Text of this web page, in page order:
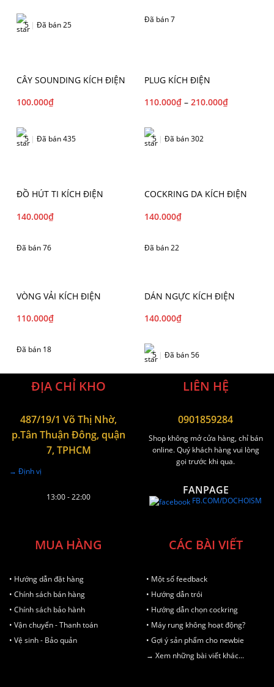
5 | Đã bán 25
Đã bán 7
CÂY SOUNDING KÍCH ĐIỆN
100.000₫
5 | Đã bán 435
PLUG KÍCH ĐIỆN
110.000₫ – 210.000₫
5 | Đã bán 302
ĐỒ HÚT TI KÍCH ĐIỆN
140.000₫
Đã bán 76
COCKRING DA KÍCH ĐIỆN
140.000₫
Đã bán 22
VÒNG VẢI KÍCH ĐIỆN
110.000₫
Đã bán 18
DÁN NGỰC KÍCH ĐIỆN
140.000₫
5 | Đã bán 56
ĐỊA CHỈ KHO
487/19/1 Võ Thị Nhờ,
p.Tân Thuận Đông, quận
7, TPHCM
→ Định vị
13:00 - 22:00
LIÊN HỆ
0901859284
Shop không mở cửa hàng, chỉ bán
online. Quý khách hàng vui lòng
gọi trước khi qua.
FANPAGE
FB.COM/DOCHOISM
MUA HÀNG
• Hướng dẫn đặt hàng
• Chính sách bán hàng
• Chính sách bảo hành
• Vận chuyển - Thanh toán
• Vệ sinh - Bảo quản
CÁC BÀI VIẾT
• Một số feedback
• Hướng dẫn trói
• Hướng dẫn chọn cockring
• Máy rung không hoạt động?
• Gợi ý sản phẩm cho newbie
→ Xem những bài viết khác...